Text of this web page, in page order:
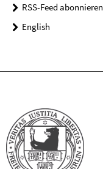
RSS-Feed abonnieren
English